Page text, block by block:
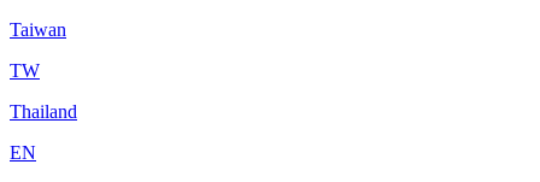
Taiwan
TW
Thailand
EN